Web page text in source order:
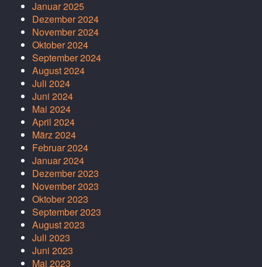
Januar 2025
Dezember 2024
November 2024
Oktober 2024
September 2024
August 2024
Juli 2024
Juni 2024
Mai 2024
April 2024
März 2024
Februar 2024
Januar 2024
Dezember 2023
November 2023
Oktober 2023
September 2023
August 2023
Juli 2023
Juni 2023
Mai 2023